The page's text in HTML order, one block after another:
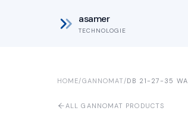
asamer
TECHNOLOGIE
HOME/GANNOMAT/DB 21-27-35 WA
ALL GANNOMAT PRODUCTS